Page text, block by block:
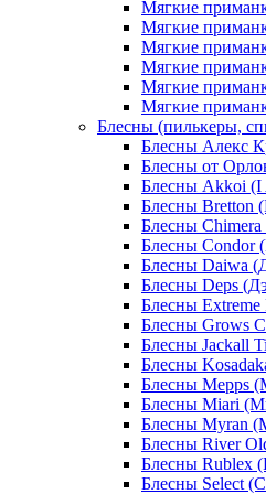
Мягкие
Мягкие
Мягкие
Мягкие
Мягкие
Мягкие
Блесны (пилькеры,
Блесны Алекс
Блесны от
Блесны Akkoi (I
Блесны Bretton
Блесны
Блесны Condor
Блесны Daiwa
Блесны Deps
Блесны
Блесны Grows
Блесны Jackall
Блесны
Блесны Mepps
Блесны Miari
Блесны Myran
Блесны River
Блесны Rublex
Блесны Select